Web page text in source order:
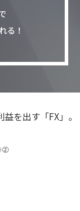
る！
を出す「FX」。